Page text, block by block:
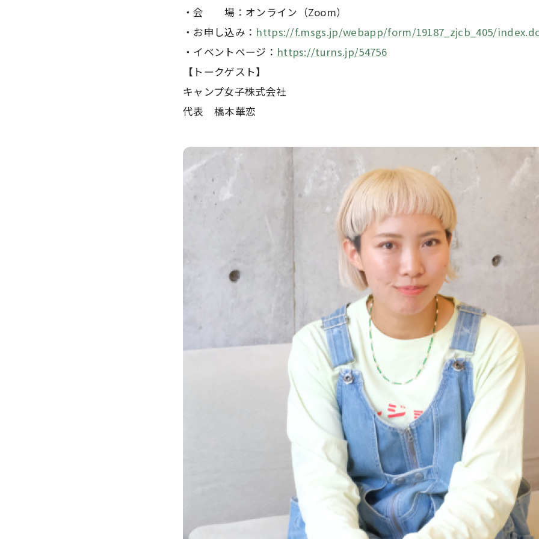
・会 場：オンライン（Zoom）
・お申し込み： https://f.msgs.jp/webapp/form/19187_zjcb_405/
・イベントページ： https://turns.jp/54756
【トークゲスト】
キャンプ女子株式会社
代表 橋本華恋